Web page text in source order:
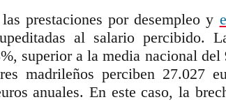
prestaciones por desempleo y
al salario percibido.
superior a la media nacional del
madrileños perciben 27.027
anuales. En este caso, la